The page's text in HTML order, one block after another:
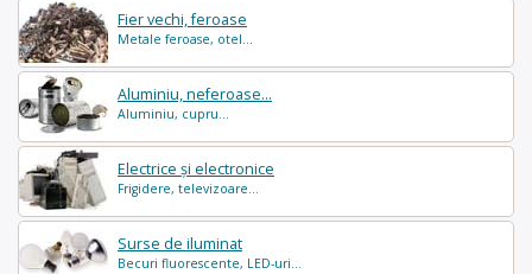
Fier vechi, feroase
Metale feroase, otel...
Aluminiu, neferoase...
Aluminiu, cupru...
Electrice și electronice
Frigidere, televizoare...
Surse de iluminat
Becuri fluorescente, LED-uri...